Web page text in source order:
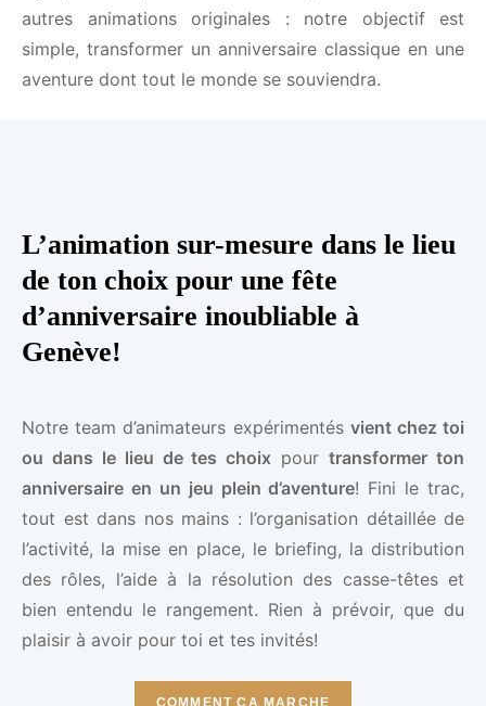
Lanta, atelier créatifs ou autres animations
originales : notre objectif est simple, transformer un
anniversaire classique en une aventure dont tout le
L’animation sur-mesure dans le lieu
de ton choix pour une fête
d’anniversaire inoubliable à
Notre team d’animateurs expérimentésvient chez toi
ou dans le lieu de tes choix pourtransformer ton
anniversaire en un jeu plein d’aventure! Fini le trac,
tout est dans nos mains : l’organisation détaillée de
l’activité, la mise en place, le briefing, la distribution
des rôles, l’aide à la résolution des casse-têtes et
bien entendu le rangement. Rien à prévoir, que du